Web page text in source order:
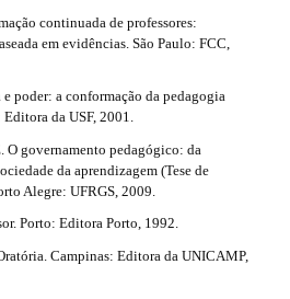
continuada de professores:
em evidências. São Paulo: FCC,
poder: a conformação da pedagogia
da USF, 2001.
governamento pedagógico: da
da aprendizagem (Tese de
Alegre: UFRGS, 2009.
Porto: Editora Porto, 1992.
Campinas: Editora da UNICAMP,